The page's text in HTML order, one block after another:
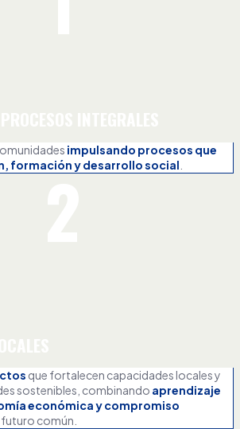
impulsando procesos que
formación y desarrollo social
que fortalecen capacidades locales y
sostenibles, combinando aprendizaje
económica y compromiso
futuro común.